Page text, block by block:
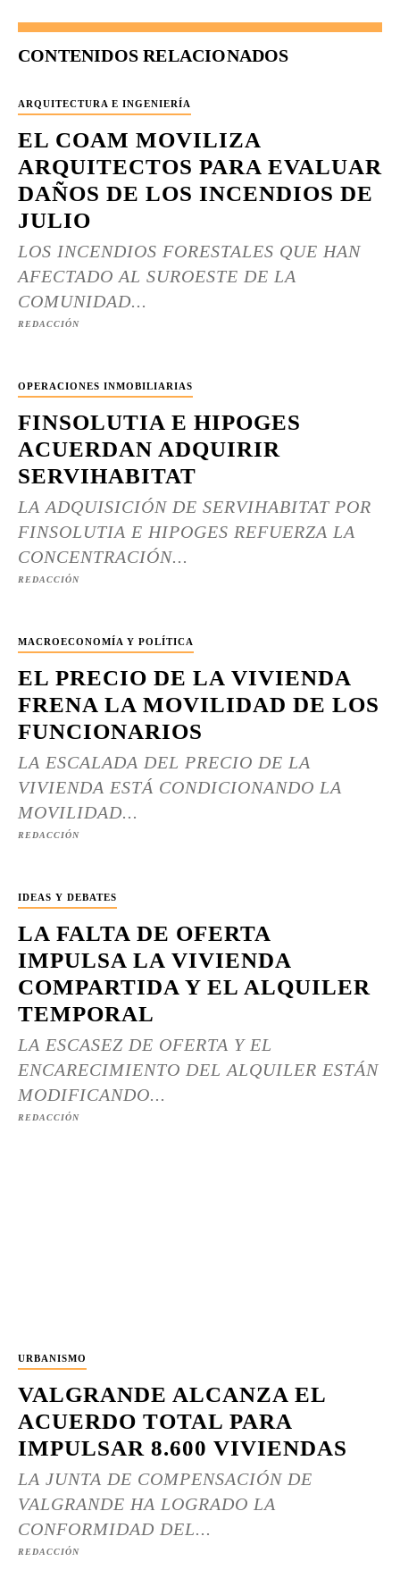
CONTENIDOS RELACIONADOS
ARQUITECTURA E INGENIERÍA
EL COAM MOVILIZA
ARQUITECTOS PARA EVALUAR
DAÑOS DE LOS INCENDIOS DE
JULIO
LOS INCENDIOS FORESTALES QUE HAN
AFECTADO AL SUROESTE DE LA
COMUNIDAD...
REDACCIÓN
OPERACIONES INMOBILIARIAS
FINSOLUTIA E HIPOGES
ACUERDAN ADQUIRIR
SERVIHABITAT
LA ADQUISICIÓN DE SERVIHABITAT POR
FINSOLUTIA E HIPOGES REFUERZA LA
CONCENTRACIÓN...
REDACCIÓN
MACROECONOMÍA Y POLÍTICA
EL PRECIO DE LA VIVIENDA
FRENA LA MOVILIDAD DE LOS
FUNCIONARIOS
LA ESCALADA DEL PRECIO DE LA
VIVIENDA ESTÁ CONDICIONANDO LA
MOVILIDAD...
REDACCIÓN
IDEAS Y DEBATES
LA FALTA DE OFERTA
IMPULSA LA VIVIENDA
COMPARTIDA Y EL ALQUILER
TEMPORAL
LA ESCASEZ DE OFERTA Y EL
ENCARECIMIENTO DEL ALQUILER ESTÁN
MODIFICANDO...
REDACCIÓN
URBANISMO
VALGRANDE ALCANZA EL
ACUERDO TOTAL PARA
IMPULSAR 8.600 VIVIENDAS
LA JUNTA DE COMPENSACIÓN DE
VALGRANDE HA LOGRADO LA
CONFORMIDAD DEL...
REDACCIÓN